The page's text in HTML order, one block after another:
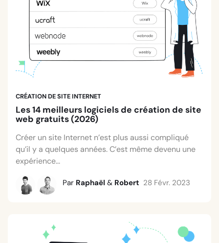
CRÉATION DE SITE INTERNET
Les 14 meilleurs logiciels de création de site
web gratuits (2026)
Créer un site Internet n’est plus aussi compliqué
qu’il y a quelques années. C’est même devenu une
expérience...
Par Raphaël & Robert 28 Févr. 2023